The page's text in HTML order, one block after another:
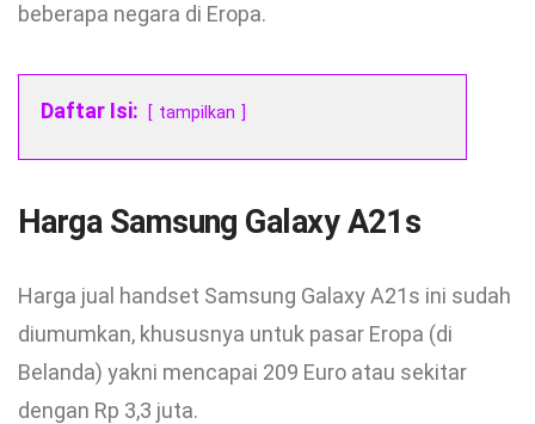
beberapa negara di Eropa.
Daftar Isi: tampilkan
Harga Samsung Galaxy A21s
Harga jual handset Samsung Galaxy A21s ini sudah
diumumkan, khususnya untuk pasar Eropa (di
Belanda) yakni mencapai 209 Euro atau sekitar
dengan Rp 3,3 juta.